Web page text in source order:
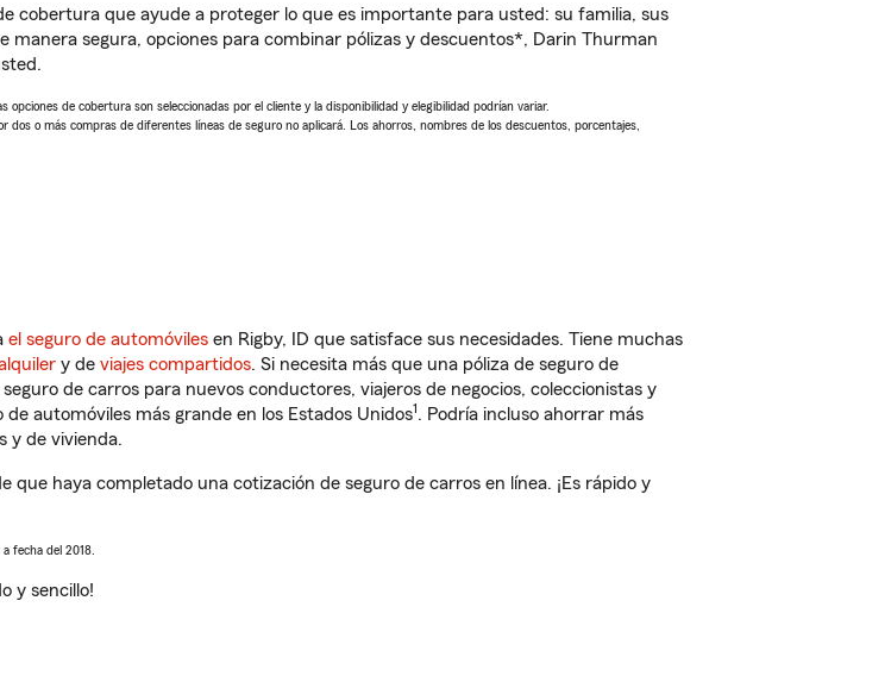
cobertura que ayude a proteger lo que es importante para usted: su familia, sus
manera segura, opciones para combinar pólizas y descuentos*, Darin Thurman
de cobertura son seleccionadas por el cliente y la disponibilidad y elegibilidad podrían variar.
o más compras de diferentes líneas de seguro no aplicará. Los ahorros, nombres de los descuentos, porcentajes,
el seguro de automóviles en Rigby, ID que satisface sus necesidades. Tiene muchas
y de viajes compartidos. Si necesita más que una póliza de seguro de
de carros para nuevos conductores, viajeros de negocios, coleccionistas y
automóviles más grande en los Estados Unidos1. Podría incluso ahorrar más
y de vivienda.
haya completado una cotización de seguro de carros en línea. ¡Es rápido y
fecha del 2018.
y sencillo!